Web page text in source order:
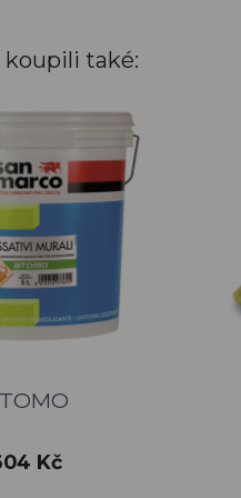
také:
náhled
Kč